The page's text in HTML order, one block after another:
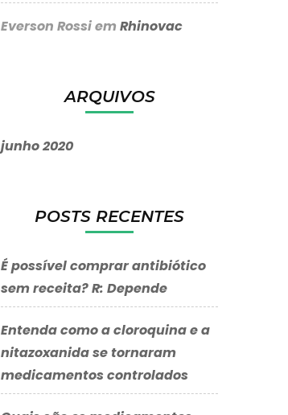
Everson Rossiem Rhinovac
ARQUIVOS
junho 2020
POSTS RECENTES
É possível comprar antibiótico
sem receita? R: Depende
Entenda como a cloroquina e a
nitazoxanida se tornaram
medicamentos controlados